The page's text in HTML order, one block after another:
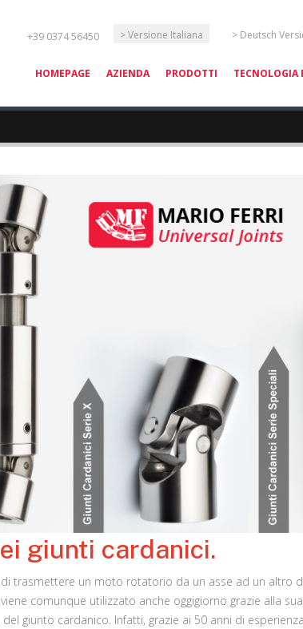
+39 0374 56450 Seleziona la tua lingua
> Versione Italiana > Deutsch
HOMEPAGE AZIENDA PRODOTTI TECNOLOGIA
giunti cardanici.
trasmettere un moto rotatorio da un asse ad un altro
comunque utilizzato anche oggigiorno grazie alla
giunto cardanico. Infatti, grazie ai 50 anni di